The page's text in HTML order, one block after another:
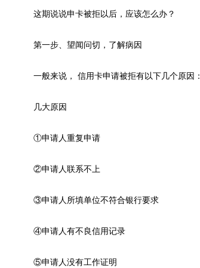
这期说说申卡被拒以后，应该怎么办？
第一步、望闻问切，了解病因
一般来说， 信用卡申请被拒有以下几个原因：
几大原因
①申请人重复申请
②申请人联系不上
③申请人所填单位不符合银行要求
④申请人有不良信用记录
⑤申请人没有工作证明